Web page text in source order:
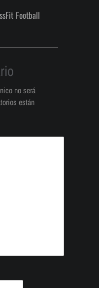
Football
no será
están